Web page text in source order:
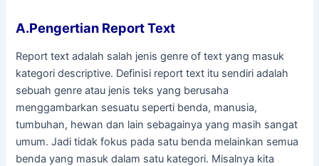
A.Pengertian Report Text
Report text adalah salah jenis genre of text yang masuk
kategori descriptive. Definisi report text itu sendiri adalah
sebuah genre atau jenis teks yang berusaha
menggambarkan sesuatu seperti benda, manusia,
tumbuhan, hewan dan lain sebagainya yang masih sangat
umum. Jadi tidak fokus pada satu benda melainkan semua
benda yang masuk dalam satu kategori. Misalnya kita